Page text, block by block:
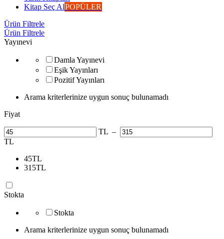
Kitap Seç AlPOPÜLER
Ürün Filtrele
Ürün Filtrele
Yayınevi
Damla Yayınevi
Eşik Yayınları
Pozitif Yayınları
Arama kriterlerinize uygun sonuç bulunamadı
Fiyat
TL –
TL
45TL
315TL
Stokta
Stokta
Arama kriterlerinize uygun sonuç bulunamadı